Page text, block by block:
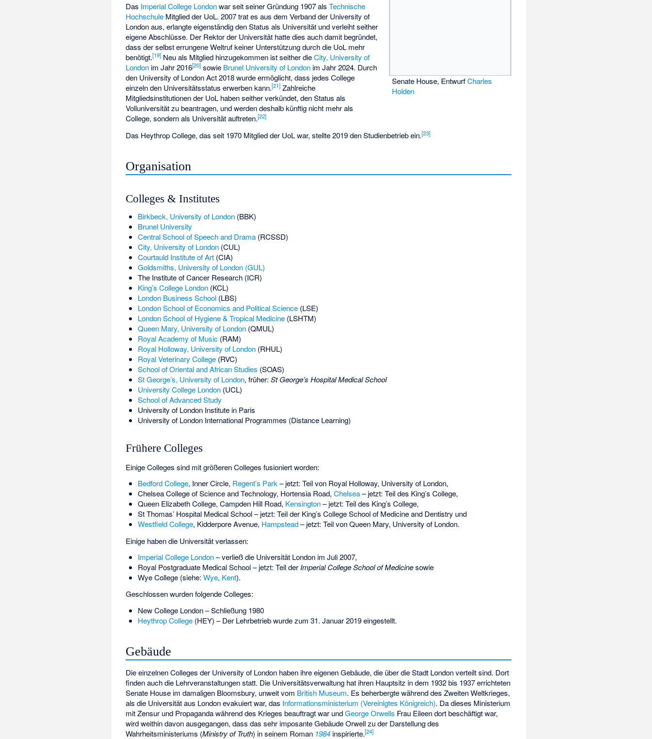
Senate House, EntwurfCharles
Holden
Das Imperial College Londonwar seit seiner Gründung 1907 alsTechnische
Hochschule Mitglied der UoL. 2007 trat es aus dem Verband der University of
London aus, erlangte eigenständig den Status als Universität und verleiht seither
eigene Abschlüsse. Der Rektor der Universität hatte dies auch damit begründet,
dass der selbst errungene Weltruf keiner Unterstützung durch die UoL mehr
benötigt.[19] Neu als Mitglied hinzugekommen ist seither dieCity, University of
London im Jahr 2016[20] sowie Brunel University of London im Jahr 2024. Durch
den University of London Act 2018 wurde ermöglicht, dass jedes College
einzeln den Universitätsstatus erwerben kann.[21] Zahlreiche
Mitgliedsinstitutionen der UoL haben seither verkündet, den Status als
Volluniversität zu beantragen, und werden deshalb künftig nicht mehr als
College, sondern als Universität auftreten.[22]
Das Heythrop College, das seit 1970 Mitglied der UoL war, stellte 2019 den Studienbetrieb ein.[23]
Organisation
Colleges & Institutes
Birkbeck, University of London(BBK)
Brunel University
Central School of Speech and Drama(RCSSD)
City, University of London(CUL)
Courtauld Institute of Art(CIA)
Goldsmiths, University of London (GUL)
The Institute of Cancer Research(ICR)
King’s College London(KCL)
London Business School(LBS)
London School of Economics and Political Science(LSE)
London School of Hygiene & Tropical Medicine(LSHTM)
Queen Mary, University of London(QMUL)
Royal Academy of Music(RAM)
Royal Holloway, University of London(RHUL)
Royal Veterinary College(RVC)
School of Oriental and African Studies (SOAS)
St George’s, University of London, früher: St George’s Hospital Medical School
University College London(UCL)
School of Advanced Study
University of London Institute in Paris
University of London International Programmes (Distance Learning)
Frühere Colleges
Einige Colleges sind mit größeren Colleges fusioniert worden:
Bedford College, Inner Circle, Regent’s Park – jetzt: Teil von Royal Holloway, University of London,
Chelsea College of Science and Technology, Hortensia Road, Chelsea– jetzt: Teil des King’s College,
Queen Elizabeth College, Campden Hill Road, Kensington– jetzt: Teil des King’s College,
St Thomas’ Hospital Medical School– jetzt: Teil der King’s College School of Medicine and Dentistry und
Westfield College, Kidderpore Avenue, Hampstead– jetzt: Teil von Queen Mary, University of London.
Einige haben die Universität verlassen:
Imperial College London– verließ die Universität London im Juli 2007,
Royal Postgraduate Medical School– jetzt: Teil der Imperial College School of Medicinesowie
Wye College(siehe: Wye, Kent).
Geschlossen wurden folgende Colleges:
New College London– Schließung 1980
Heythrop College(HEY) – Der Lehrbetrieb wurde zum 31. Januar 2019 eingestellt.
Gebäude
Die einzelnen Colleges der University of London haben ihre eigenen Gebäude, die über die Stadt London verteilt sind. Dort
finden auch die Lehrveranstaltungen statt. Die Universitätsverwaltung hat ihren Hauptsitz in dem 1932 bis 1937 errichteten
Senate House im damaligen Bloomsbury, unweit vom British Museum. Es beherbergte während des Zweiten Weltkrieges,
als die Universität aus London evakuiert war, das Informationsministerium (Vereinigtes Königreich). Da dieses Ministerium
mit Zensur und Propaganda während des Krieges beauftragt war undGeorge Orwells Frau Eileen dort beschäftigt war,
wird weithin davon ausgegangen, dass das sehr imposante Gebäude Orwell zu der Darstellung des
Wahrheitsministeriums (Ministry of Truth) in seinem Roman 1984 inspirierte.[24]